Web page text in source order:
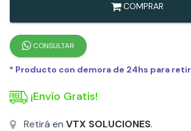
COMPRAR
CONSULTAR
* Producto con demora de 24hs para
¡Envío Gratis!
Retirá en VTX SOLUCIONES.